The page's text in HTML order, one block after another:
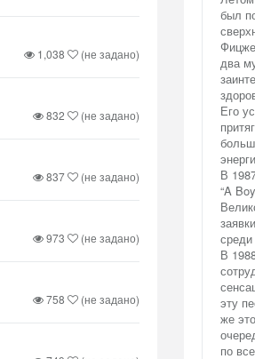
1,038 (не задано)
832 (не задано)
837 (не задано)
973 (не задано)
758 (не задано)
был
два
Его
В
“A
среди
В
эту
же
по